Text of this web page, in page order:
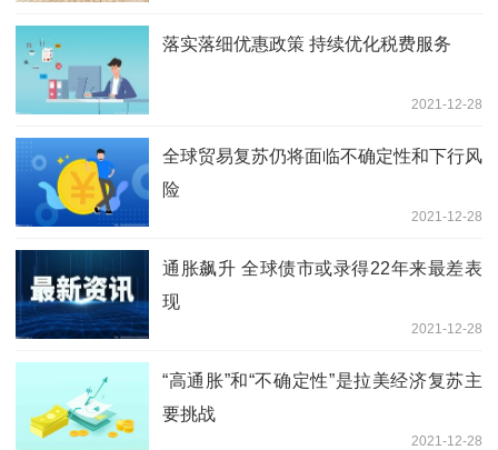
落实落细优惠政策 持续优化税费服务
2021-12-28
全球贸易复苏仍将面临不确定性和下行风
险
2021-12-28
通胀飙升 全球债市或录得22年来最差表
现
2021-12-28
“高通胀”和“不确定性”是拉美经济复苏主
要挑战
2021-12-28